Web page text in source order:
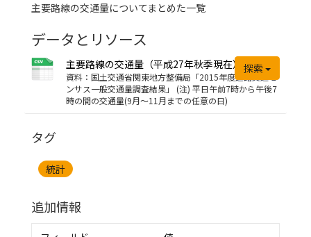
主要路線の交通量についてまとめた一覧
データとリソース
主要路線の交通量（平成27年秋季現在）
資料：国土交通省関東地方整備局「2015年度道路交通セ
ンサス一般交通量調査結果」 (注) 平日午前7時から午後7
時の間の交通量(9月～11月までの任意の日)
探索
タグ
統計
追加情報